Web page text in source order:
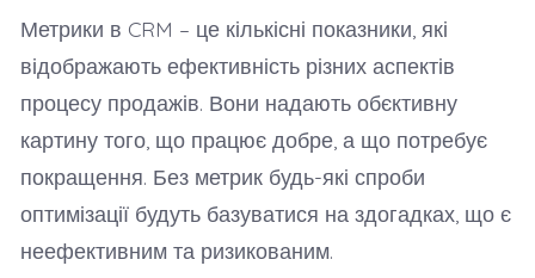
Метрики в CRM – це кількісні показники, які
відображають ефективність різних аспектів
процесу продажів. Вони надають обєктивну
картину того, що працює добре, а що потребує
покращення. Без метрик будь-які спроби
оптимізації будуть базуватися на здогадках, що є
неефективним та ризикованим.